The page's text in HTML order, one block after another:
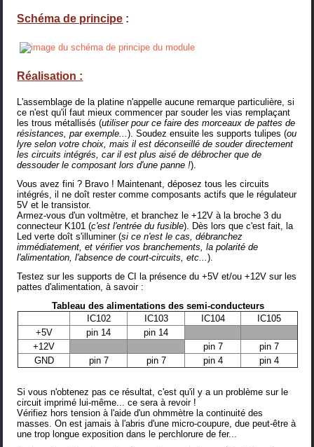
Schéma de principe :
Réalisation :
L'assemblage de la platine n'appelle aucune remarque particulière, si
ce n'est qu'il faut mieux commencer par souder les vias remplaçant
les trous métallisés (utiliser pour ce faire des morceaux de pattes de
résistances, par exemple...). Soudez ensuite les supports tulipes (ou
lyre selon votre choix, mais il est déconseillé de souder directement
les circuits intégrés, car il est plus aisé de débrocher que de
dessouder le composant lors d'une panne !).
Vous avez fini ? Bravo ! Maintenant, déposez tous les circuits
intégrés, il ne doît rester comme composants actifs que le régulateur
5V et le transistor.
Armez-vous d'un voltmètre, et branchez le +12V à la broche 3 du
connecteur K101 (c'est l'entrée du fusible). Dès lors que c'est fait, la
Led verte doît s'illuminer (si ce n'est le cas, débranchez
immédiatement, et vérifier vos branchements, la polarité de
l'alimentation, l'absence de court-circuits, etc...).
Testez sur les supports de CI la présence du +5V et/ou +12V sur les
pattes d'alimentation, à savoir :
Tableau des alimentations des semi-conducteurs
IC102
IC103 IC104
IC105
+5V
pin 14
pin 14
+12V
pin 7
pin 7
GND
pin 7 pin 7 pin 4 pin 4
Si vous n'obtenez pas ce résultat, c'est qu'il y a un problème sur le
circuit imprimé lui-même... ce sera à revoir !
Vérifiez hors tension à l'aide d'un ohmmètre la continuité des
masses. On est jamais à l'abris d'une micro-coupure, due peut-être à
une trop longue exposition dans le perchlorure de fer...